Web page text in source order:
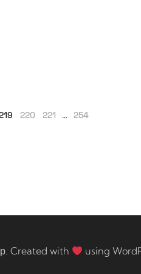
220 221 … 254
Created with using